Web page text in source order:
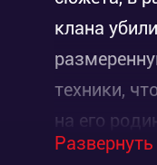
клана
техники,
на его
встал на
Развернуть